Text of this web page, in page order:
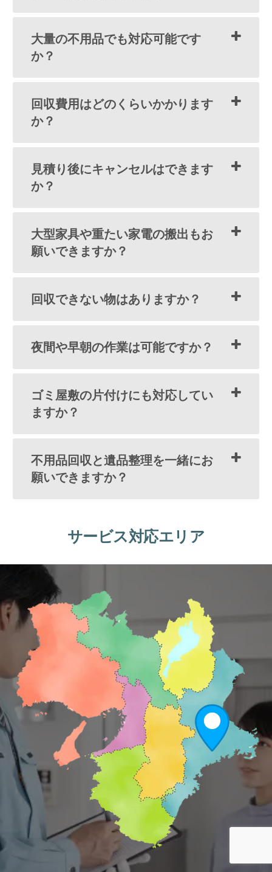
大量の不用品でも対応可能です
か？
回収費用はどのくらいかかります
か？
見積り後にキャンセルはできます
か？
大型家具や重たい家電の搬出もお
願いできますか？
回収できない物はありますか？
夜間や早朝の作業は可能ですか？
ゴミ屋敷の片付けにも対応してい
ますか？
不用品回収と遺品整理を一緒にお
願いできますか？
サービス対応エリア